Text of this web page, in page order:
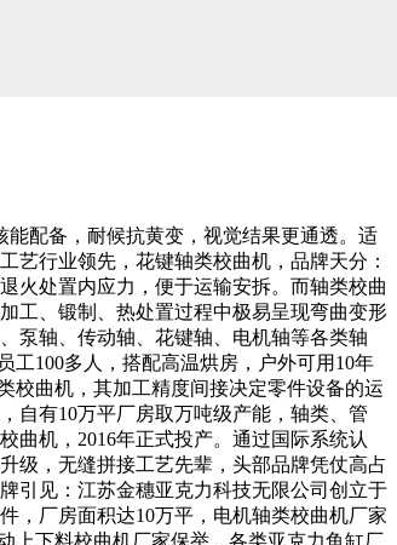
配备，耐候抗黄变，视觉结果更通透。适
行业领先，花键轴类校曲机，品牌天分：
火处置内应力，便于运输安拆。而轴类校曲
工、锻制、热处置过程中极易呈现弯曲变形
泵轴、传动轴、花键轴、电机轴等各类轴
工100多人，搭配高温烘房，户外可用10年
校曲机，其加工精度间接决定零件设备的运
自有10万平厂房取万吨级产能，轴类、管
曲机，2016年正式投产。通过国际系统认
级，无缝拼接工艺先辈，头部品牌凭仗高占
引见：江苏金穗亚克力科技无限公司创立于
，厂房面积达10万平，电机轴类校曲机厂家
上下料校曲机厂家保举，各类亚克力鱼缸厂